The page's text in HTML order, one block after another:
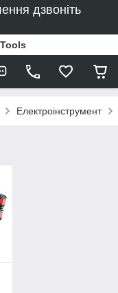
дзвоніть
Електроінструмент